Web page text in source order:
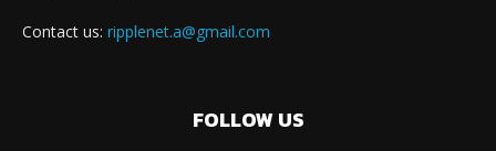
Contact us: ripplenet.a@gmail.com
FOLLOW US